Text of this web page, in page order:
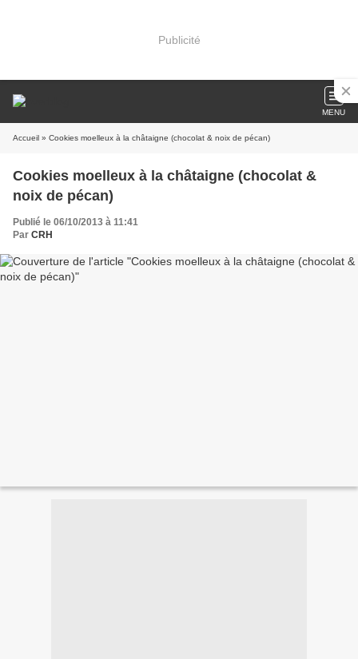
Publicité
MENU
Accueil » Cookies moelleux à la châtaigne (chocolat & noix de pécan)
Cookies moelleux à la châtaigne (chocolat &
noix de pécan)
Publié le 06/10/2013 à 11:41
Par CRH